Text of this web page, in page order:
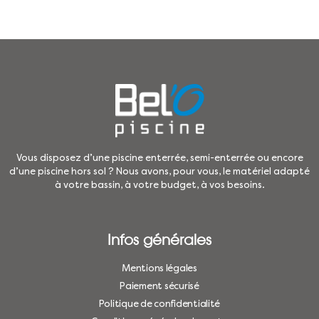
Vous disposez d’une piscine enterrée, semi-enterrée ou encore
d’une piscine hors sol ? Nous avons, pour vous, le matériel adapté
à votre bassin, à votre budget, à vos besoins.
Infos générales
Mentions légales
Paiement sécurisé
Politique de confidentialité